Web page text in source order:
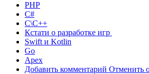
PHP
C#
C\C++
Кстати о разработке игр
Swift и Kotlin
Go
Apex
Добавить комментарий Отменить